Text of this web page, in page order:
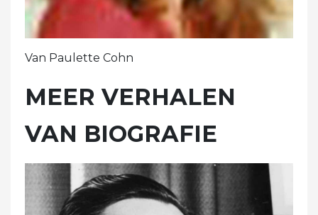
Van Paulette Cohn
MEER VERHALEN
VAN BIOGRAFIE